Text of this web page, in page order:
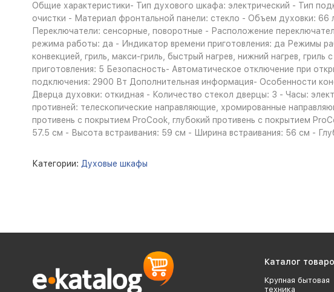
Общие характеристики- Тип духового шкафа: электрический - Тип
очистки - Материал фронтальной панели: стекло - Объем духовки:
Переключатели: сенсорные, поворотные - Расположение
режима работы: да - Индикатор времени приготовления: да Режимы
конвекцией, гриль, макси-гриль, быстрый нагрев, нижний нагрев,
приготовления: 5 Безопасность- Автоматическое отключение при
подключения: 2900 Вт Дополнительная информация- Особенности
Дверца духовки: откидная - Количество стекол дверцы: 3 - Часы:
противней: телескопические направляющие, хромированные
противень с покрытием ProCook, глубокий противень с покрытием
57.5 см - Высота встраивания: 59 см - Ширина встраивания: 56 см -
Категории: Духовые шкафы
Каталог
Крупная бытовая
техника